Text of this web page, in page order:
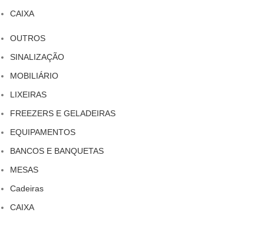
CAIXA
OUTROS
SINALIZAÇÃO
MOBILIÁRIO
LIXEIRAS
FREEZERS E GELADEIRAS
EQUIPAMENTOS
BANCOS E BANQUETAS
MESAS
Cadeiras
CAIXA